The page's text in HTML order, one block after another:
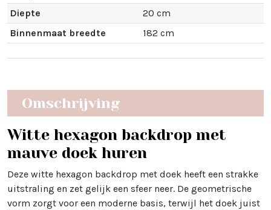
Diepte
20 cm
Binnenmaat breedte
182 cm
Omschrijving
Witte hexagon backdrop met
mauve doek huren
Deze witte hexagon backdrop met doek heeft een strakke
uitstraling en zet gelijk een sfeer neer. De geometrische
vorm zorgt voor een moderne basis, terwijl het doek juist